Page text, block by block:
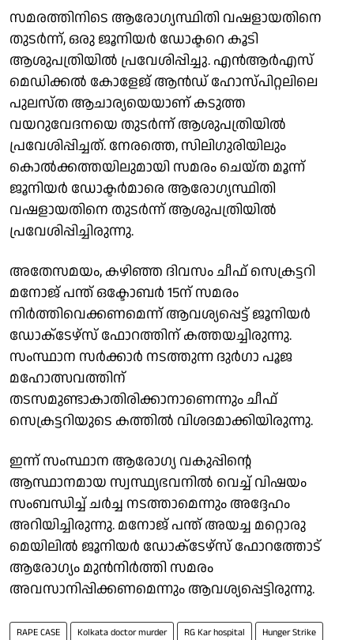
സമരത്തിനിടെ ആരോഗ്യസ്ഥിതി വഷളായതിനെ
തുടർന്ന്, ഒരു ജൂനിയർ ഡോക്ടറെ കൂടി
ആശുപത്രിയിൽ പ്രവേശിപ്പിച്ചു. എൻആർഎസ്
മെഡിക്കൽ കോളേജ് ആൻഡ് ഹോസ്പിറ്റലിലെ
പുലസ്ത ആചാര്യയെയാണ് കടുത്ത
വയറുവേദനയെ തുടർന്ന് ആശുപത്രിയിൽ
പ്രവേശിപ്പിച്ചത്. നേരത്തെ, സിലിഗുരിയിലും
കൊൽക്കത്തയിലുമായി സമരം ചെയ്ത മൂന്ന്
ജൂനിയർ ഡോക്ടർമാരെ ആരോഗ്യസ്ഥിതി
വഷളായതിനെ തുടർന്ന് ആശുപത്രിയിൽ
പ്രവേശിപ്പിച്ചിരുന്നു.
അതേസമയം, കഴിഞ്ഞ ദിവസം ചീഫ് സെക്രട്ടറി
മനോജ് പന്ത് ഒക്ടോബർ 15ന് സമരം
നിർത്തിവെക്കണമെന്ന് ആവശ്യപ്പെട്ട് ജൂനിയർ
ഡോക്‌ടേഴ്‌സ് ഫോറത്തിന് കത്തയച്ചിരുന്നു.
സംസ്ഥാന സർക്കാർ നടത്തുന്ന ദുർഗാ പൂജ
മഹോത്സവത്തിന്
തടസമുണ്ടാകാതിരിക്കാനാണെന്നും ചീഫ്
സെക്രട്ടറിയുടെ കത്തിൽ വിശദമാക്കിയിരുന്നു.
ഇന്ന് സംസ്ഥാന ആരോഗ്യ വകുപ്പിൻ്റെ
ആസ്ഥാനമായ സ്വസ്ഥ്യഭവനിൽ വെച്ച് വിഷയം
സംബന്ധിച്ച് ചർച്ച നടത്താമെന്നും അദ്ദേഹം
അറിയിച്ചിരുന്നു. മനോജ് പന്ത് അയച്ച മറ്റൊരു
മെയിലിൽ ജൂനിയർ ഡോക്‌ടേഴ്‌സ് ഫോറത്തോട്
ആരോഗ്യം മുൻനിർത്തി സമരം
അവസാനിപ്പിക്കണമെന്നും ആവശ്യപ്പെട്ടിരുന്നു.
RAPE CASE Kolkata doctor murder RG Kar hospital Hunger Strike